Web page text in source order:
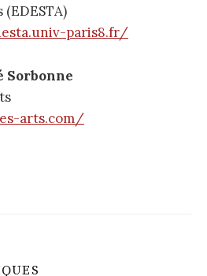
paris8.fr/
Sorbonne
arts.com/